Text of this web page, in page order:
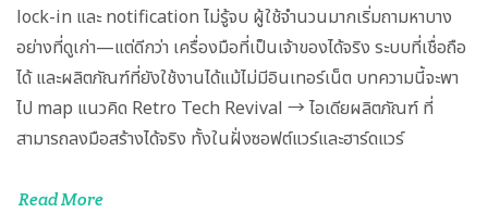
lock-in และ notification ไม่รู้จบ ผู้ใช้จำนวนมากเริ่มถามหาบาง
อย่างที่ดูเก่า—แต่ดีกว่า เครื่องมือที่เป็นเจ้าของได้จริง ระบบที่เชื่อถือ
ได้ และผลิตภัณฑ์ที่ยังใช้งานได้แม้ไม่มีอินเทอร์เน็ต บทความนี้จะพา
ไป map แนวคิด Retro Tech Revival → ไอเดียผลิตภัณฑ์ ที่
สามารถลงมือสร้างได้จริง ทั้งในฝั่งซอฟต์แวร์และฮาร์ดแวร์
Read More